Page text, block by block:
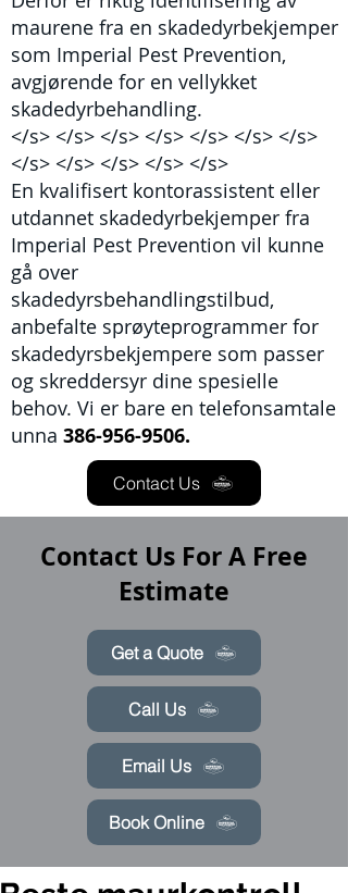
maurene fra en skadedyrbekjemper
som Imperial Pest Prevention,
avgjørende for en vellykket
skadedyrbehandling.
</s> </s> </s> </s> </s> </s> </s>
</s> </s> </s> </s> </s>
En kvalifisert kontorassistent eller
utdannet skadedyrbekjemper fra
Imperial Pest Prevention vil kunne
gå over
skadedyrsbehandlingstilbud,
anbefalte sprøyteprogrammer for
skadedyrsbekjempere som passer
og skreddersyr dine spesielle
behov. Vi er bare en telefonsamtale
unna 386-956-9506.
Contact Us
Contact Us For A Free
Estimate
Get a Quote
Call Us
Email Us
Book Online